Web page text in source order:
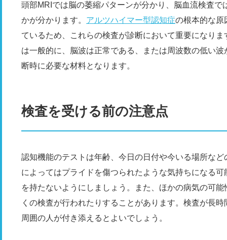
頭部MRIでは脳の萎縮パターンが分かり、脳血流検査
かが分かります。 アルツハイマー型認知症の根本的な原
ているため、これらの検査が診断において重要になり
は一般的に、脳波は正常である、または周波数の低い
断時に必要な材料となります。
検査を受ける前の注意点
認知機能のテストは年齢、今日の日付や今いる場所な
によってはプライドを傷つられたような気持ちになる
を持たないようにしましょう。また、ほかの病気の可
くの検査が行われたりすることがあります。検査が長
周囲の人が付き添えるとよいでしょう。